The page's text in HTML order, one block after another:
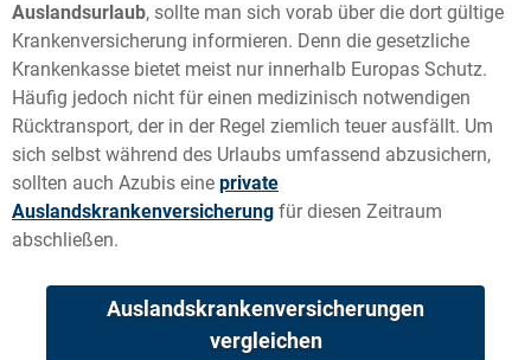
Auslandsurlaub, sollte man sich vorab über die dort gültige
Krankenversicherung informieren. Denn die gesetzliche
Krankenkasse bietet meist nur innerhalb Europas Schutz.
Häufig jedoch nicht für einen medizinisch notwendigen
Rücktransport, der in der Regel ziemlich teuer ausfällt. Um
sich selbst während des Urlaubs umfassend abzusichern,
sollten auch Azubis eine private
Auslandskrankenversicherung für diesen Zeitraum
abschließen.
Auslandskrankenversicherungen
vergleichen